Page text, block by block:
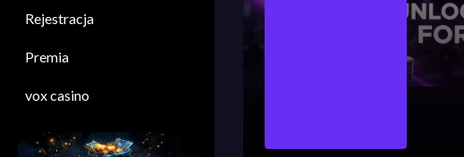
Rejestracja
Premia
vox casino